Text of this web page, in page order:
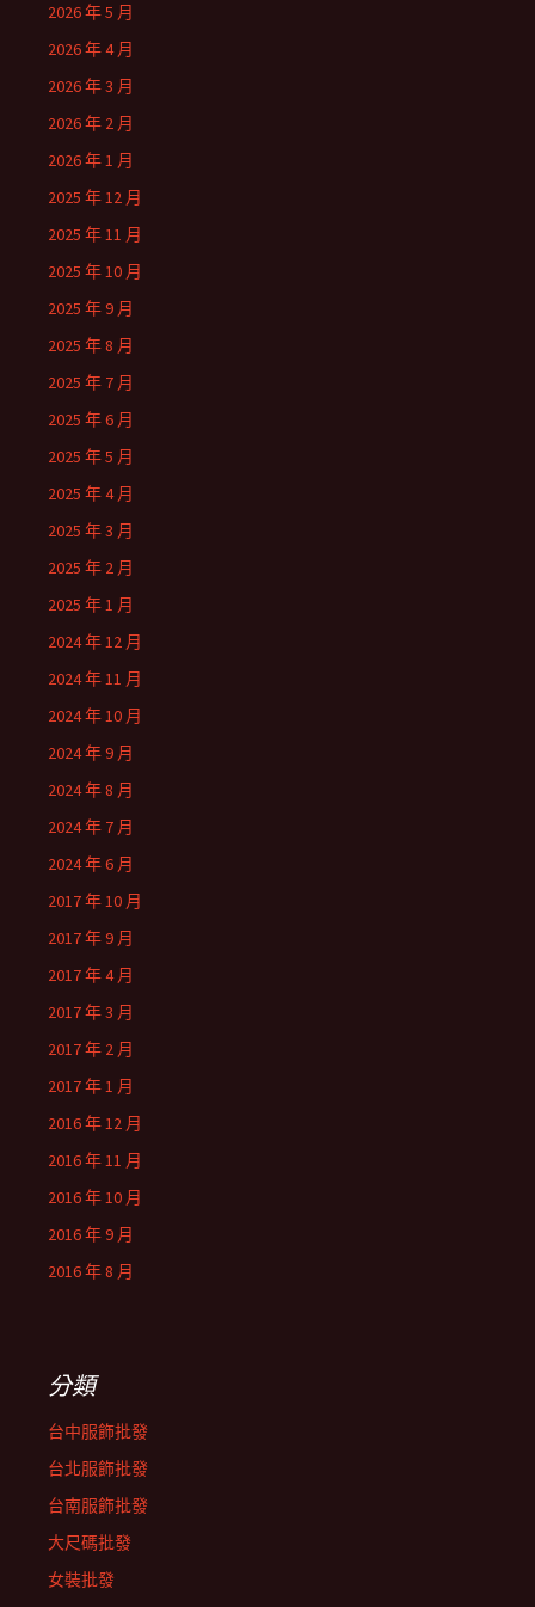
2026 年 5 月
2026 年 4 月
2026 年 3 月
2026 年 2 月
2026 年 1 月
2025 年 12 月
2025 年 11 月
2025 年 10 月
2025 年 9 月
2025 年 8 月
2025 年 7 月
2025 年 6 月
2025 年 5 月
2025 年 4 月
2025 年 3 月
2025 年 2 月
2025 年 1 月
2024 年 12 月
2024 年 11 月
2024 年 10 月
2024 年 9 月
2024 年 8 月
2024 年 7 月
2024 年 6 月
2017 年 10 月
2017 年 9 月
2017 年 4 月
2017 年 3 月
2017 年 2 月
2017 年 1 月
2016 年 12 月
2016 年 11 月
2016 年 10 月
2016 年 9 月
2016 年 8 月
分類
台中服飾批發
台北服飾批發
台南服飾批發
大尺碼批發
女裝批發